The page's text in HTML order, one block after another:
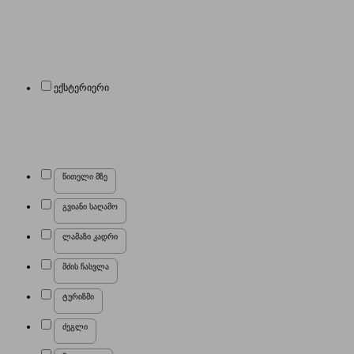
ექსტერიერი
წითელი მზე
გვიანი საღამო
ლამაზი კადრი
მძის ჩასვლა
ტურიზმი
ძეგლი